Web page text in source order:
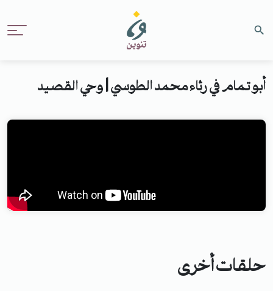
أبو تمام في رثاء محمد الطوسي | وحي القصيد
حلقات أخرى